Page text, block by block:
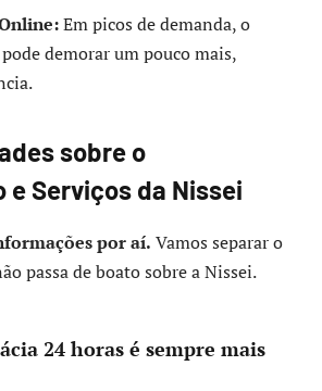
Em picos de demanda, o
demorar um pouco mais,
sobre o
Serviços da Nissei
por aí. Vamos separar o
passa de boato sobre a Nissei.
24 horas é sempre mais